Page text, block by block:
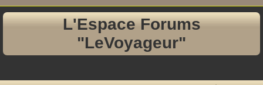
L'Espace Forums
"LeVoyageur"